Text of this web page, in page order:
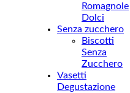
Romagnole
Dolci
Senza zucchero
Biscotti
Senza
Zucchero
Vasetti
Degustazione